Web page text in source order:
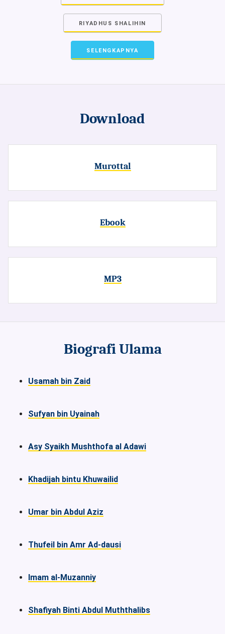
RIYADHUS SHALIHIN
SELENGKAPNYA
Download
Murottal
Ebook
MP3
Biografi Ulama
Usamah bin Zaid
Sufyan bin Uyainah
Asy Syaikh Mushthofa al Adawi
Khadijah bintu Khuwailid
Umar bin Abdul Aziz
Thufeil bin Amr Ad-dausi
Imam al-Muzanniy
Shafiyah Binti Abdul Muththalibs